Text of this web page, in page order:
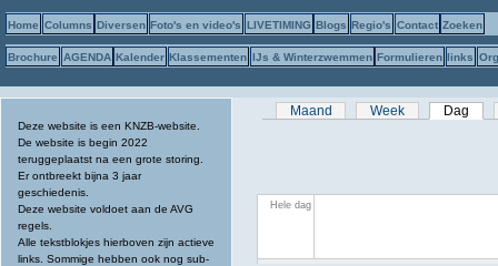
Home Columns Diversen Foto's en video's LIVETIMING Blogs Regio's Contact Zoeken
Brochure AGENDA Kalender Klassementen IJs & Winterzwemmen Formulieren links
Deze website is een KNZB-website.
De website is begin 2022
teruggeplaatst na een grote storing.
Er ontbreekt bijna 3 jaar
geschiedenis.
Deze website voldoet aan de AVG
regels.
Alle tekstblokjes hierboven zijn actieve
links. Sommige hebben ook nog sub-
Primaire tabs
Maand Week Dag
Hele dag